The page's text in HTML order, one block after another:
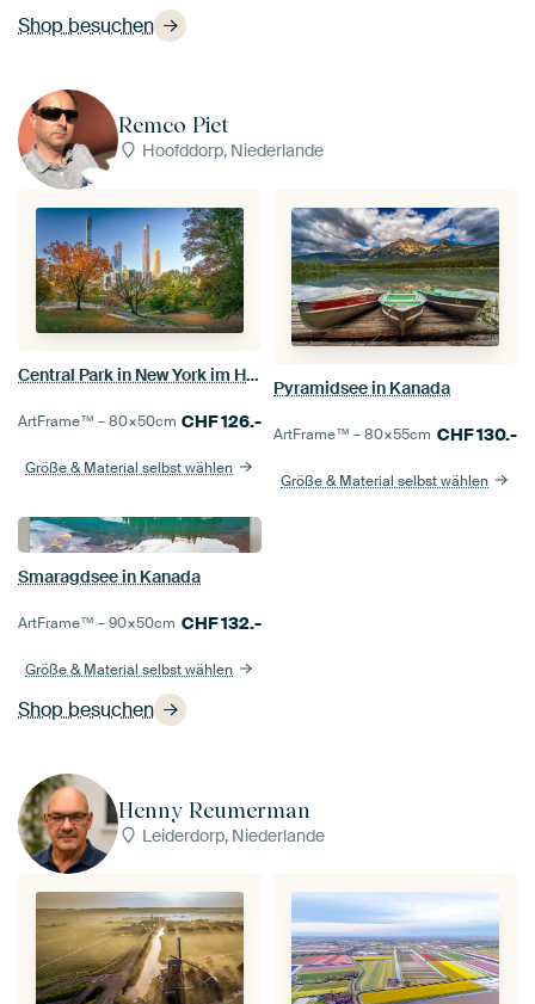
Shop besuchen
Remco Piet
Hoofddorp, Niederlande
Shop besuchen
Central Park in New York im Herbst
ArtFrame™ –80×50cm CHF126.-
Größe & Material selbst wählen
Pyramidsee in Kanada
ArtFrame™ –80×55cm CHF130.-
Größe & Material selbst wählen
Smaragdsee in Kanada
ArtFrame™ –90×50cm CHF132.-
Größe & Material selbst wählen
Henny Reumerman
Leiderdorp, Niederlande